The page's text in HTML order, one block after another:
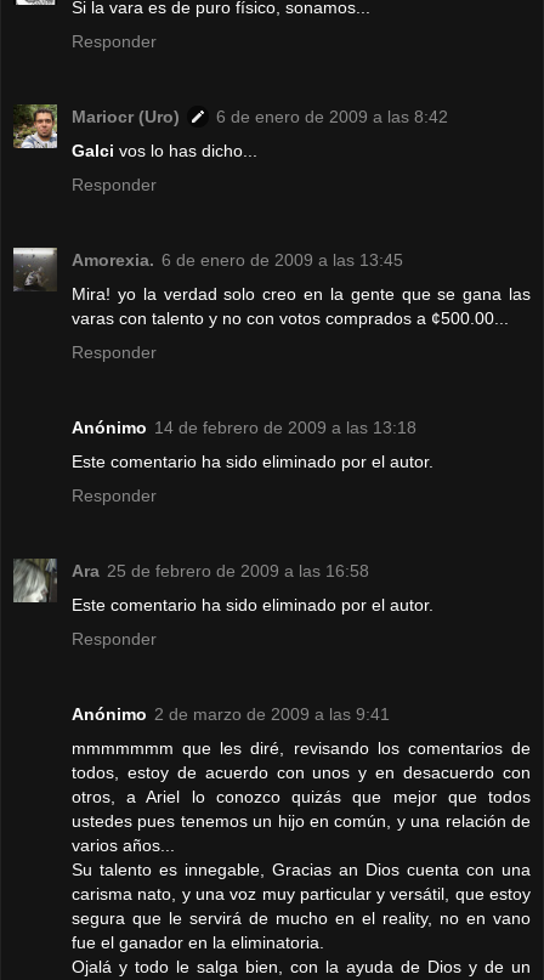
Si la vara es de puro físico, sonamos...
Responder
Mariocr (Uro)
6 de enero de 2009 a las 8:42
Galci vos lo has dicho...
Responder
Amorexia. 6 de enero de 2009 a las 13:45
Mira! yo la verdad solo creo en la gente que se gana las
varas con talento y no con votos comprados a ¢500.00...
Responder
Anónimo 14 de febrero de 2009 a las 13:18
Este comentario ha sido eliminado por el autor.
Responder
Ara 25 de febrero de 2009 a las 16:58
Este comentario ha sido eliminado por el autor.
Responder
Anónimo 2 de marzo de 2009 a las 9:41
mmmmmmm que les diré, revisando los comentarios de
todos, estoy de acuerdo con unos y en desacuerdo con
otros, a Ariel lo conozco quizás que mejor que todos
ustedes pues tenemos un hijo en común, y una relación de
varios años...
Su talento es innegable, Gracias an Dios cuenta con una
carisma nato, y una voz muy particular y versátil, que estoy
segura que le servirá de mucho en el reality, no en vano
fue el ganador en la eliminatoria.
Ojalá y todo le salga bien, con la ayuda de Dios y de un